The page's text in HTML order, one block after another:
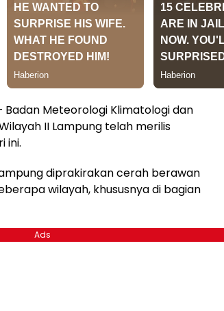
Badan Meteorologi Klimatologi dan
II Lampung telah merilis
ini.
diprakirakan cerah berawan
wilayah, khususnya di bagian
Ads